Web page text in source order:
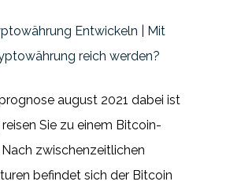
Entwickeln | Mit
reich werden?
august 2021 dabei ist
Sie zu einem Bitcoin-
Nach zwischenzeitlichen
befindet sich der Bitcoin